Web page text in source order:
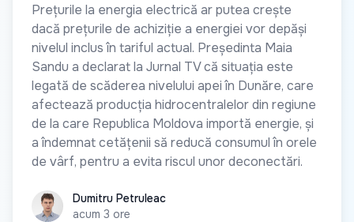
Prețurile la energia electrică ar putea crește
dacă prețurile de achiziție a energiei vor depăși
nivelul inclus în tariful actual. Președinta Maia
Sandu a declarat la Jurnal TV că situația este
legată de scăderea nivelului apei în Dunăre, care
afectează producția hidrocentralelor din regiune
de la care Republica Moldova importă energie, și
a îndemnat cetățenii să reducă consumul în orele
de vârf, pentru a evita riscul unor deconectări.
Dumitru Petruleac
Dumitru Petruleac
acum 3 ore